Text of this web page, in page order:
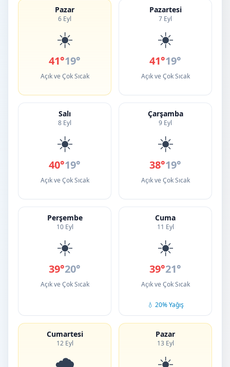
Pazar
6 Eyl
☀️
41°19°
Açık ve Çok Sıcak
Pazartesi
7 Eyl
☀️
41°19°
Açık ve Çok Sıcak
Salı
8 Eyl
☀️
40°19°
Açık ve Çok Sıcak
Çarşamba
9 Eyl
☀️
38°19°
Açık ve Çok Sıcak
Perşembe
10 Eyl
☀️
39°20°
Açık ve Çok Sıcak
Cuma
11 Eyl
☀️
39°21°
Açık ve Çok Sıcak
💧 20% Yağış
Cumartesi
12 Eyl
Pazar
13 Eyl